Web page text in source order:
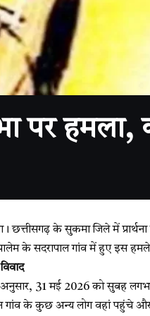
पर
छत्तीसगढ़ के सुकमा जिले में
के सदरापाल गांव में हुए इस
अनुसार, 31 मई 2026 को सुबह
गांव के कुछ अन्य लोग वहां पहुंचे